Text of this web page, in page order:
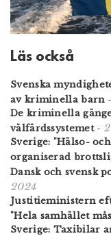
Läs också
Svenska
av kriminella barn -
De kriminella
välfärdssystemet-
Sverige: "Hälso-
organiserad
Dansk och svensk
2024
Justitieministern
"Hela samhället
Sverige: Taxibilar